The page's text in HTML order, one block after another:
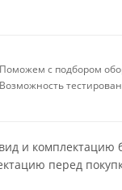
Поможем с подбором
Возможность
и комплектацию
перед